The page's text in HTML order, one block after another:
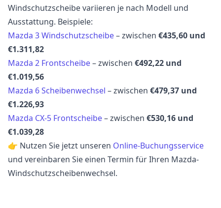
Windschutzscheibe variieren je nach Modell und
Ausstattung. Beispiele:
Mazda 3 Windschutzscheibe– zwischen €435,60 und
€1.311,82
Mazda 2 Frontscheibe– zwischen €492,22 und
€1.019,56
Mazda 6 Scheibenwechsel – zwischen €479,37 und
€1.226,93
Mazda CX-5 Frontscheibe– zwischen €530,16 und
€1.039,28
👉 Nutzen Sie jetzt unseren Online-Buchungsservice
und vereinbaren Sie einen Termin für Ihren Mazda-
Windschutzscheibenwechsel.